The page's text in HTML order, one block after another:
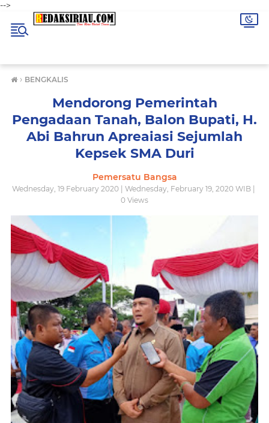
-->
› BENGKALIS
Mendorong Pemerintah
Pengadaan Tanah, Balon Bupati, H.
Abi Bahrun Apreaiasi Sejumlah
Kepsek SMA Duri
Pemersatu Bangsa
Wednesday, 19 February 2020 | Wednesday, February 19, 2020 WIB |
0 Views